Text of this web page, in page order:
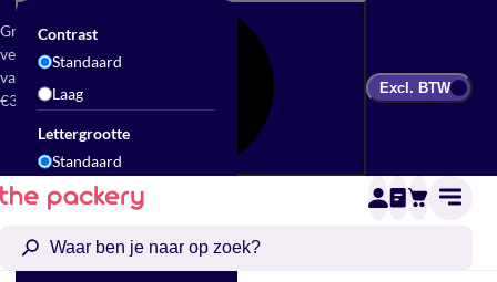
Gratis
verzending
vanaf
€300
Contrast
Standaard
Laag
Lettergrootte
Standaard
Groot
Excl. BTW